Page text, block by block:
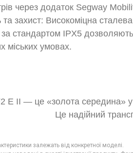
через додаток Segway
та захист: Високоміцна
за стандартом IPX5
міських умовах.
E II — це «золота середина» у
Це надійний
залежать від конкретної моделі.